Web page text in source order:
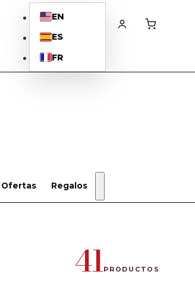
EN
ES
FR
Ofertas Regalos
Estuches
de regalo
41PRODUCTOS